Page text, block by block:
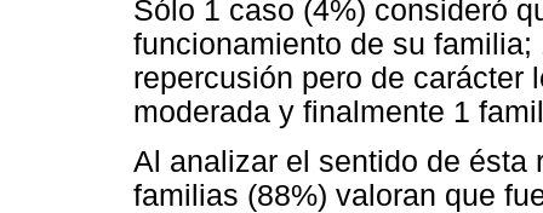
Sólo 1 caso (4%) consideró
funcionamiento de su
repercusión pero de carácter
moderada y finalmente 1
Al analizar el sentido de ésta
familias (88%) valoran que